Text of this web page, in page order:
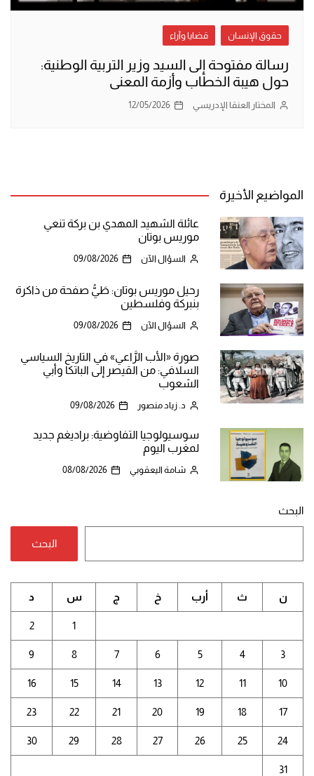
حقوق الإنسان قضايا وآراء
رسالة مفتوحة إلى السيد وزير التربية الوطنية:
حول هيبة الخطاب وأزمة المعنى
المختار العنقا الإدريسي 12/05/2026
المواضيع الأخيرة
عائلة الشهيد المهدي بن بركة تنعي
موريس بوتان
السؤال الآن 09/08/2026
رحيل موريس بوتان: طَيُّ صفحة من ذاكرة
بنبركة وفلسطين
السؤال الآن 09/08/2026
صورة «الأب الرَّاعي» في التاريخ السياسي
السلافي: من القيصر إلى الباتكا وأبي
الشعوب
د. زياد منصور 09/08/2026
سوسيولوجيا التفاوضية: براديغم جديد
لمغرب اليوم
شامة اليعقوبي 08/08/2026
البحث
البحث
ن ث أرب خ ج س د
1
2
3
4
5
6
7
8
9
10
11
12
13
14
15
16
17
18
19
20
21
22
23
24
25
26
27
28
29
30
31